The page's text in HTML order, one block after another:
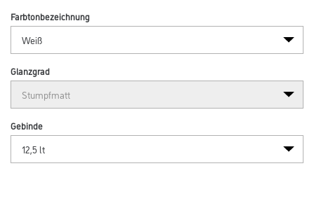
Farbtonbezeichnung
Glanzgrad
Gebinde